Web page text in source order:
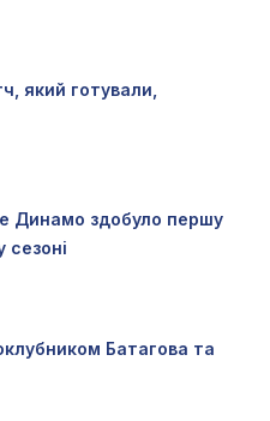
який готували,
Динамо здобуло першу
сезоні
Батагова та